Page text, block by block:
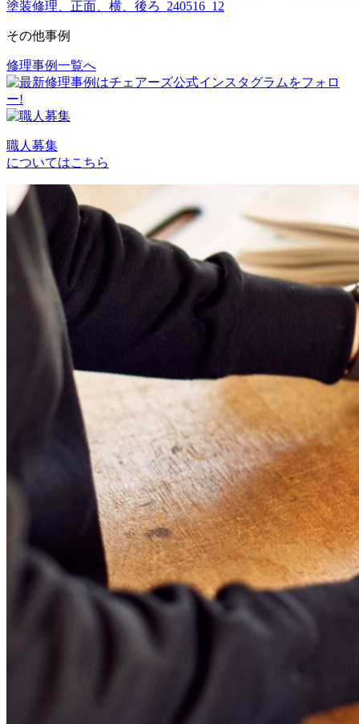
その他事例
投
稿
ナ
ビ
ゲ
ー
シ
ン
修理事例一覧へ
職人募集
についてはこちら